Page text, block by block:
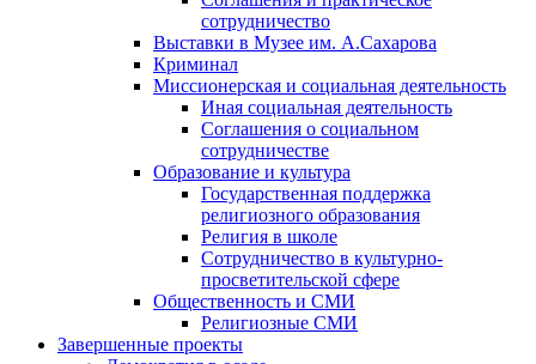
сотрудничество
Выставки в Музее им. А.Сахарова
Криминал
Миссионерская и социальная деятельность
Иная социальная деятельность
Соглашения о социальном
сотрудничестве
Образование и культура
Государственная поддержка
религиозного образования
Религия в школе
Сотрудничество в культурно-
просветительской сфере
Общественность и СМИ
Религиозные СМИ
Завершенные проекты